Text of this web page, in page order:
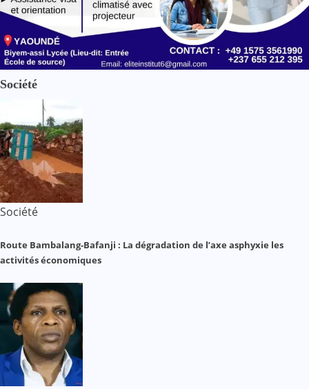
Société
Société
Route Bambalang-Bafanji : La dégradation de l’axe asphyxie les
activités économiques